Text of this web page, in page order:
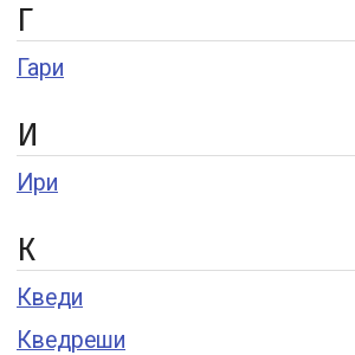
Г
Гари
И
Ири
К
Кведи
Кведреши